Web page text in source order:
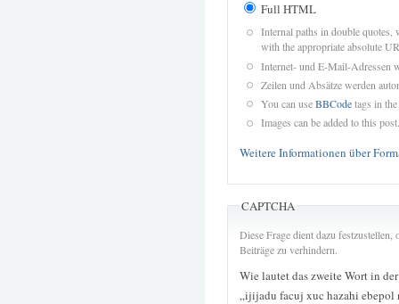
Full HTML
Internal paths in double quotes,
with the appropriate absolute
Internet- und E-Mail-Adressen
Zeilen und Absätze werden
You can useBBCodetags in
Images can be added to this post.
Weitere Informationen über
CAPTCHA
Diese Frage dient dazu
Beiträge zu verhindern.
Wie lautet das zweite Wort in
„ijijadu facuj xuc hazahi